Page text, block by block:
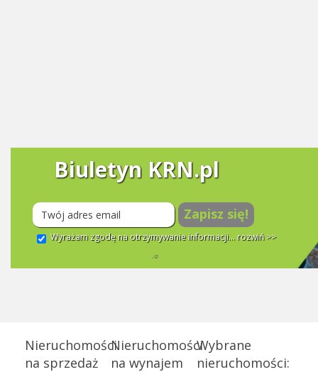
Biuletyn KRN.pl
Zapisz się!
Wyrażam zgodę na otrzymywanie informacji... rozwiń >>
Nieruchomości
na sprzedaż
Nieruchomości
na wynajem
Wybrane
nieruchomości: